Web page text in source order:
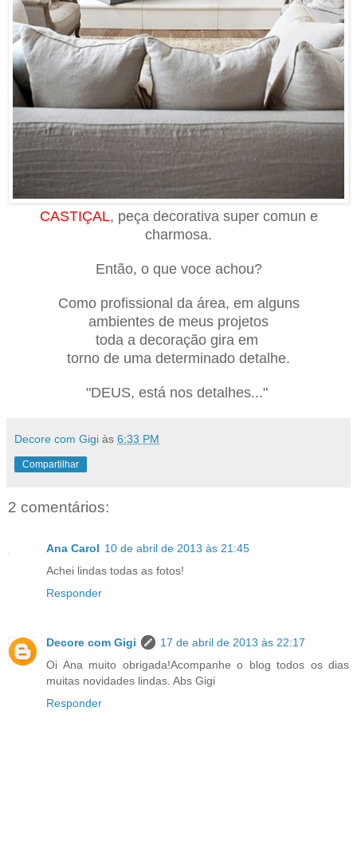
CASTIÇAL, peça decorativa super comun e
charmosa.
Então, o que voce achou?
Como profissional da área, em alguns
ambientes de meus projetos
toda a decoração gira em
torno de uma determinado detalhe.
"DEUS, está nos detalhes..."
Decore com Gigi às 6:33 PM
Compartilhar
2 comentários:
Ana Carol 10 de abril de 2013 às 21:45
Achei lindas todas as fotos!
Responder
Decore com Gigi
17 de abril de 2013 às 22:17
Oi Ana muito obrigada!Acompanhe o blog todos os dias
muitas novidades lindas. Abs Gigi
Responder